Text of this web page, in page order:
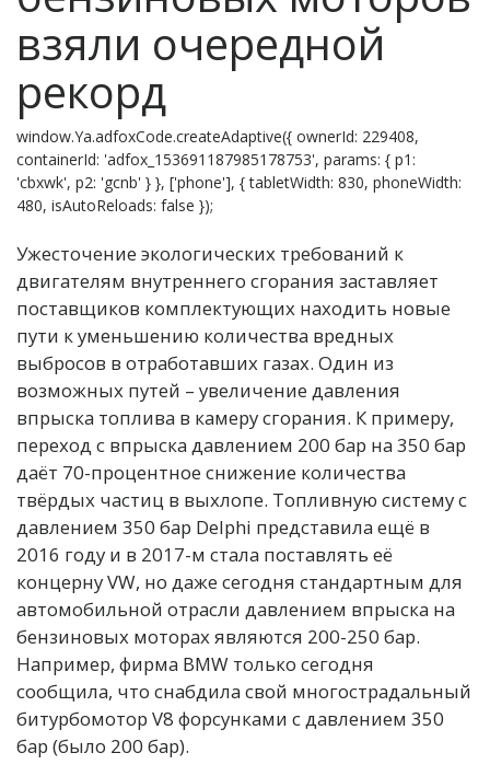
взяли очередной
рекорд
window.Ya.adfoxCode.createAdaptive({ ownerId: 229408,
containerId: 'adfox_153691187985178753', params: { p1:
'cbxwk', p2: 'gcnb' } }, ['phone'], { tabletWidth: 830, phoneWidth:
480, isAutoReloads: false });
Ужесточение экологических требований к
двигателям внутреннего сгорания заставляет
поставщиков комплектующих находить новые
пути к уменьшению количества вредных
выбросов в отработавших газах. Один из
возможных путей – увеличение давления
впрыска топлива в камеру сгорания. К примеру,
переход с впрыска давлением 200 бар на 350 бар
даёт 70-процентное снижение количества
твёрдых частиц в выхлопе. Топливную систему с
давлением 350 бар Delphi представила ещё в
2016 году и в 2017-м стала поставлять её
концерну VW, но даже сегодня стандартным для
автомобильной отрасли давлением впрыска на
бензиновых моторах являются 200-250 бар.
Например, фирма BMW только сегодня
сообщила, что снабдила свой многострадальный
битурбомотор V8 форсунками с давлением 350
бар (было 200 бар).